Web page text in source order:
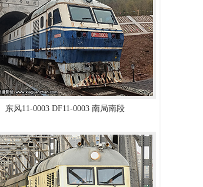
东风11-0003 DF11-0003 南局南段